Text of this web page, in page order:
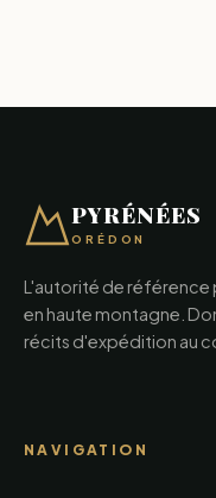
PYRÉNÉES
ORÉDON
L'autorité de référence
en haute montagne.
récits d'expédition au
NAVIGATION